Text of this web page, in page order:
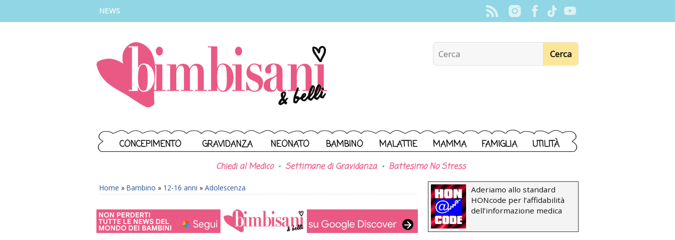
NEWS
CONCEPIMENTO GRAVIDANZA NEONATO BAMBINO MALATTIE MAMMA FAMIGLIA UTILITÀ
Chiedi al Medico Settimane di Gravidanza Battesimo No Stress
Home » Bambino » 12-16 anni » Adolescenza
Aderiamo allo standard
HONcode per l’affidabilità
dell’informazione medica